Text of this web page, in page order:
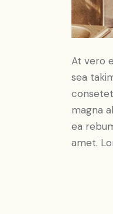
At vero
sea
magna
ea
amet.